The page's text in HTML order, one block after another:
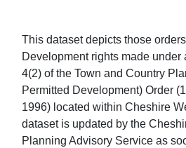
This dataset depicts those
Development rights made under
4(2) of the Town and Country
Permitted Development) Order
1996) located within Cheshire
dataset is updated by the
Planning Advisory Service as